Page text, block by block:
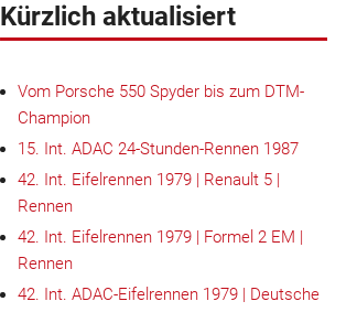
Kürzlich aktualisiert
Vom Porsche 550 Spyder bis zum DTM-
Champion
15. Int. ADAC 24-Stunden-Rennen 1987
42. Int. Eifelrennen 1979 | Renault 5 |
Rennen
42. Int. Eifelrennen 1979 | Formel 2 EM |
Rennen
42. Int. ADAC-Eifelrennen 1979 | Deutsche